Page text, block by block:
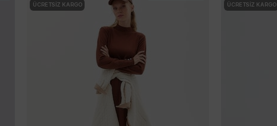
ÜCRETSIZ KARGO ÜCRETSIZ KARGO